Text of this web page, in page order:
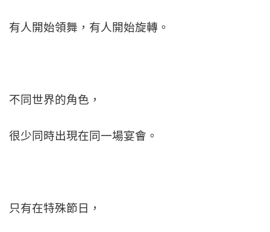
有人開始領舞，有人開始旋轉。
不同世界的角色，
很少同時出現在同一場宴會。
只有在特殊節日，